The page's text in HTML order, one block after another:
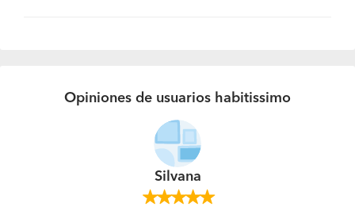
Opiniones de usuarios habitissimo
Silvana